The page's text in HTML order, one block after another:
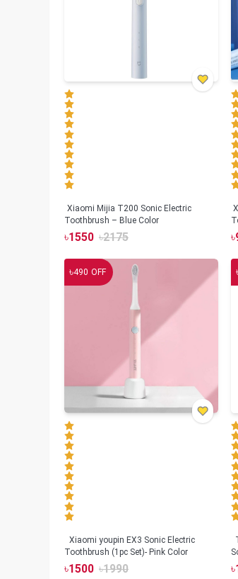
Xiaomi Mijia T200 Sonic Electric
Toothbrush – Blue Color
৳1550 ৳2175 ৳
৳490 OFF
Toothbrush (1pc Set)- Pink Color
৳1500 ৳1990 ৳